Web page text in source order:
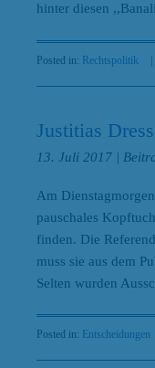
hinter diesen
Posted in: Rechtspolitik |
Justitias
13. Juli 2017 |
Am
pauschales
finden. Die
muss sie aus dem
Selten wurden
Posted in: Entscheidungen